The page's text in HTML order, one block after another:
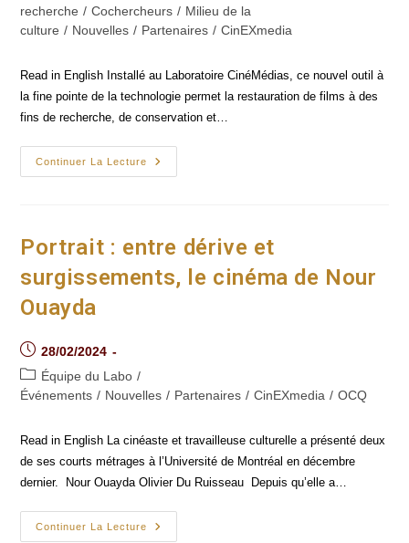
category:
recherche / Cochercheurs / Milieu de la
culture / Nouvelles / Partenaires / CinEXmedia
Read in English Installé au Laboratoire CinéMédias, ce nouvel outil à
la fine pointe de la technologie permet la restauration de films à des
fins de recherche, de conservation et…
Continuer La Lecture
Un
Numériseur
Le
Patrimoine
De
L’Université
Portrait : entre dérive et
surgissements, le cinéma de Nour
Ouayda
Post
published:
28/02/2024
Post
category:
Équipe du Labo /
Événements / Nouvelles / Partenaires / CinEXmedia / OCQ
Read in English La cinéaste et travailleuse culturelle a présenté deux
de ses courts métrages à l’Université de Montréal en décembre
dernier. Nour Ouayda Olivier Du Ruisseau Depuis qu’elle a…
Continuer La Lecture
Portrait :
Entre